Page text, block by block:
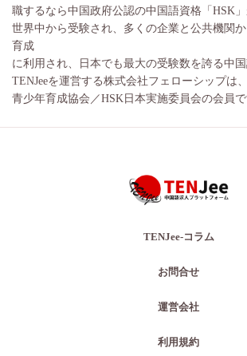
職するなら中国政府公認の中国語資格「HSK」
世界中から受験され、多くの企業と公共機関
育成
に利用され、日本でも最大の受験数を誇る中国
TENJeeを運営する株式会社フェローシップは
青少年育成協会／HSK日本実施委員会の会員で
TENJee-コラム
お問合せ
運営会社
利用規約